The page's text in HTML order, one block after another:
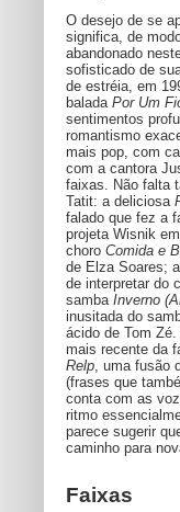
O desejo de se
significa, de
abandonado
sofisticado de
de estréia, em
balada Por Um
sentimentos
romantismo
mais pop, com
com a cantora
faixas. Não falta
Tatit: a deliciosa
falado que fez a
projeta Wisnik
choro Comida e
de Elza Soares;
de interpretar do
samba Inverno
inusitada do
ácido de Tom
mais recente da
Relp, uma fusão
(frases que
conta com as
ritmo
parece sugerir
caminho para
Faixas